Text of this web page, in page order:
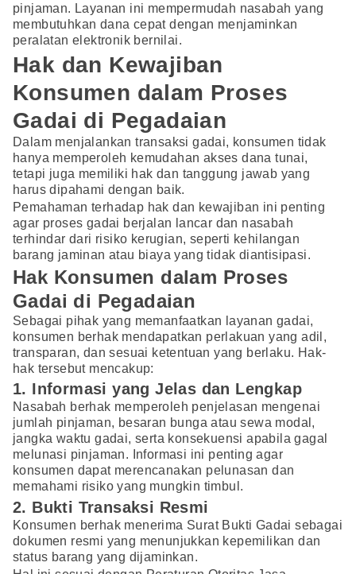
pinjaman. Layanan ini mempermudah nasabah yang
membutuhkan dana cepat dengan menjaminkan
peralatan elektronik bernilai.
Hak dan Kewajiban
Konsumen dalam Proses
Gadai di Pegadaian
Dalam menjalankan transaksi gadai, konsumen tidak
hanya memperoleh kemudahan akses dana tunai,
tetapi juga memiliki hak dan tanggung jawab yang
harus dipahami dengan baik.
Pemahaman terhadap hak dan kewajiban ini penting
agar proses gadai berjalan lancar dan nasabah
terhindar dari risiko kerugian, seperti kehilangan
barang jaminan atau biaya yang tidak diantisipasi.
Hak Konsumen dalam Proses
Gadai di Pegadaian
Sebagai pihak yang memanfaatkan layanan gadai,
konsumen berhak mendapatkan perlakuan yang adil,
transparan, dan sesuai ketentuan yang berlaku. Hak-
hak tersebut mencakup:
1. Informasi yang Jelas dan Lengkap
Nasabah berhak memperoleh penjelasan mengenai
jumlah pinjaman, besaran bunga atau sewa modal,
jangka waktu gadai, serta konsekuensi apabila gagal
melunasi pinjaman. Informasi ini penting agar
konsumen dapat merencanakan pelunasan dan
memahami risiko yang mungkin timbul.
2. Bukti Transaksi Resmi
Konsumen berhak menerima Surat Bukti Gadai sebagai
dokumen resmi yang menunjukkan kepemilikan dan
status barang yang dijaminkan.